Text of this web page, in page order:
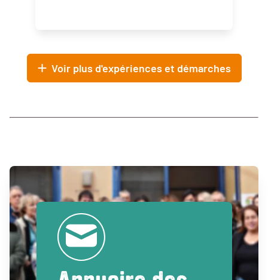
Voir plus d'expériences et démarches